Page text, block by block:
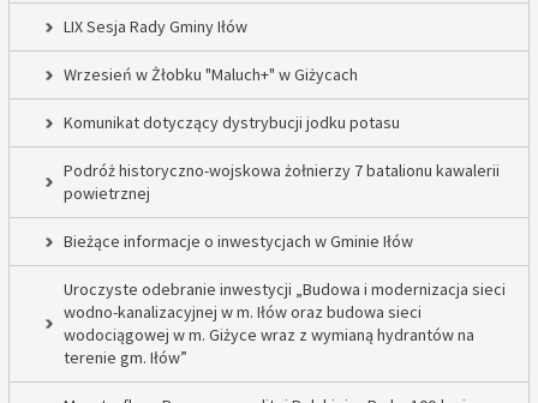
LIX Sesja Rady Gminy Iłów
Wrzesień w Żłobku "Maluch+" w Giżycach
Komunikat dotyczący dystrybucji jodku potasu
Podróż historyczno-wojskowa żołnierzy 7 batalionu kawalerii
powietrznej
Bieżące informacje o inwestycjach w Gminie Iłów
Uroczyste odebranie inwestycji „Budowa i modernizacja sieci
wodno-kanalizacyjnej w m. Iłów oraz budowa sieci
wodociągowej w m. Giżyce wraz z wymianą hydrantów na
terenie gm. Iłów”